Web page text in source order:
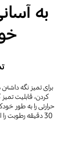
به
برای تمیز نگه
30 دقیقه رطوبت